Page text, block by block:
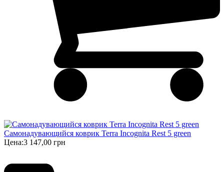
Самонадувающийся коврик Terra Incognita Rest 5 green
Цена:3 147,00 грн